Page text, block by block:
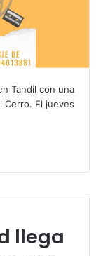
Tandil con una
Cerro. El jueves
llega